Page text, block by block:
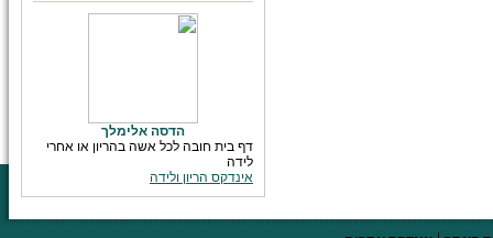
הדסה אלימלך
דף בית חובה לכל אשה בהריון או אחרי
לידה
אינדקס הריון ולידה